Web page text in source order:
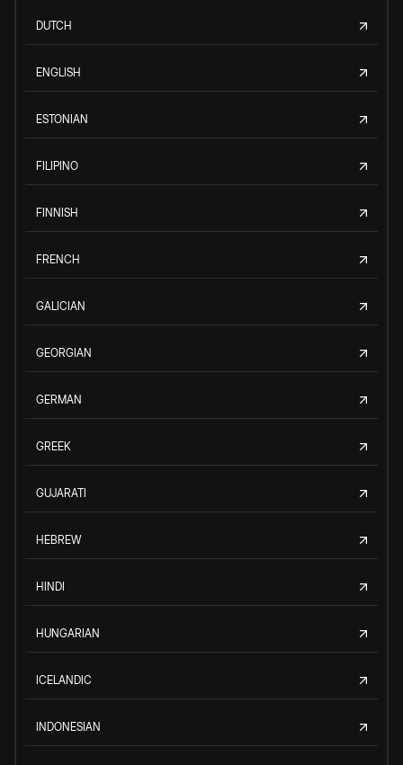
DUTCH
ENGLISH
ESTONIAN
FILIPINO
FINNISH
FRENCH
GALICIAN
GEORGIAN
GERMAN
GREEK
GUJARATI
HEBREW
HINDI
HUNGARIAN
ICELANDIC
INDONESIAN